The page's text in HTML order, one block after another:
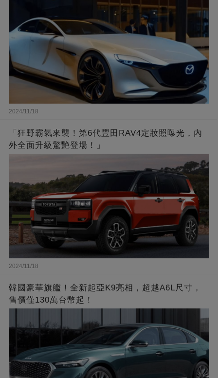
2024/11/18
「狂野霸氣來襲！第6代豐田RAV4定妝照曝光，內
外全面升級驚艷登場！」
2024/11/18
韓國豪華旗艦！全新起亞K9亮相，超越A6L尺寸，
售價僅130萬台幣起！